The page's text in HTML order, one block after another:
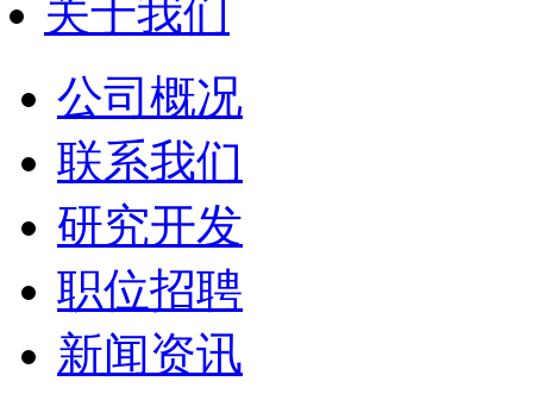
关于我们
公司概况
联系我们
研究开发
职位招聘
新闻资讯